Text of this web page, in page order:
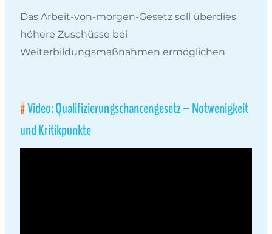
Das Arbeit-von-morgen-Gesetz soll überdies
höhere Zuschüsse bei
Weiterbildungsmaßnahmen ermöglichen.
Video: Qualifizierungschancengesetz – Notwenigkeit
und Kritikpunkte